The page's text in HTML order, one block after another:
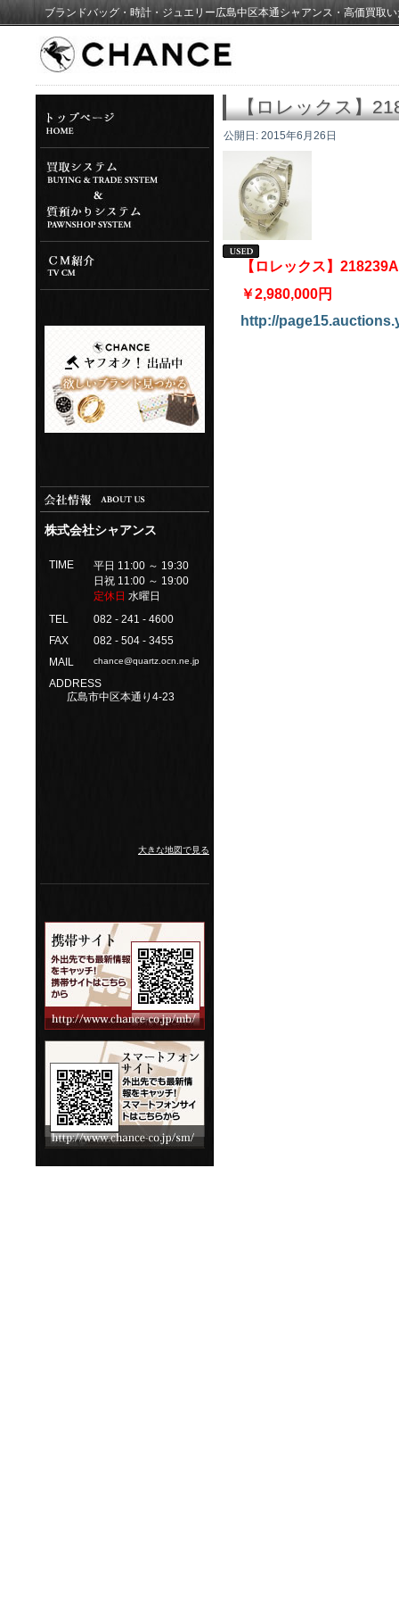
ブランドバッグ・時計・ジュエリー広島中区本通シャアンス・高価買取
株式会社シャアンス
TIME
平日 11:00 ～ 19:30
日祝 11:00 ～ 19:00
定休日 水曜日
TEL
082 - 241 - 4600
FAX
082 - 504 - 3455
MAIL
chance@quartz.ocn.ne.jp
ADDRESS
広島市中区本通り4-23
大きな地図で見る
【ロレックス】
公開日: 2015年6月26日
【ロレックス】
￥2,980,000円
http://